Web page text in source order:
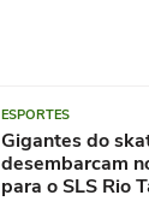
ESPORTES
Gigantes do
desembarcam
para o SLS Rio